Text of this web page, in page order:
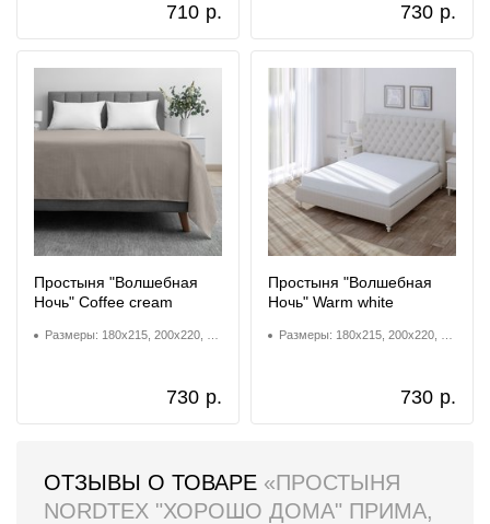
710 р. 730 р.
Простыня "Волшебная
Ночь" Coffee cream
Размеры: 180x215, 200x220, 220x240
730 р.
Простыня "Волшебная
Ночь" Warm white
Размеры: 180x215, 200x220, 220x240
730 р.
ОТЗЫВЫ О ТОВАРЕ «ПРОСТЫНЯ
NORDTEX "ХОРОШО ДОМА" ПРИМА,